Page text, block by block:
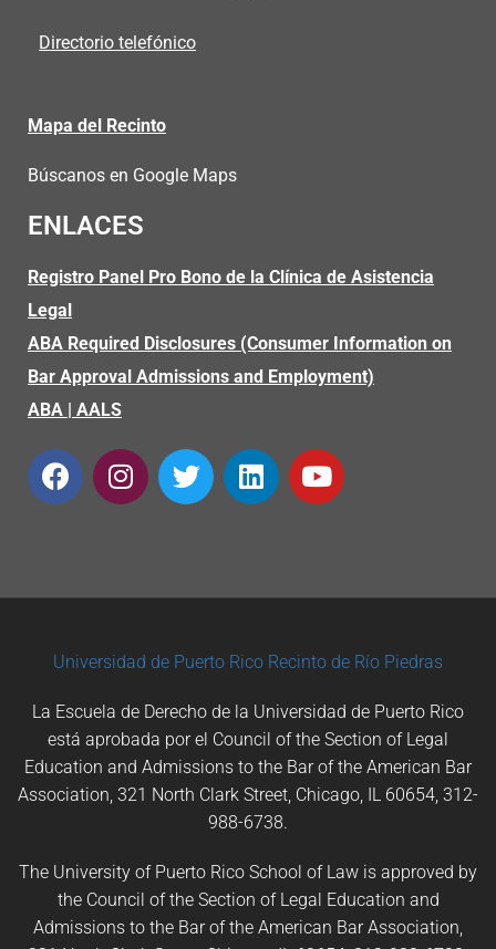
Directorio telefónico
Mapa del Recinto
Búscanos en Google Maps
ENLACES
Registro Panel Pro Bono de la Clínica de Asistencia
Legal
ABA Required Disclosures (Consumer Information on
Bar Approval Admissions and Employment)
ABA | AALS
Universidad de Puerto Rico Recinto de Río Piedras
La Escuela de Derecho de la Universidad de Puerto Rico
está aprobada por el Council of the Section of Legal
Education and Admissions to the Bar of the American Bar
Association, 321 North Clark Street, Chicago, IL 60654, 312-
988-6738.
The University of Puerto Rico School of Law is approved by
the Council of the Section of Legal Education and
Admissions to the Bar of the American Bar Association,